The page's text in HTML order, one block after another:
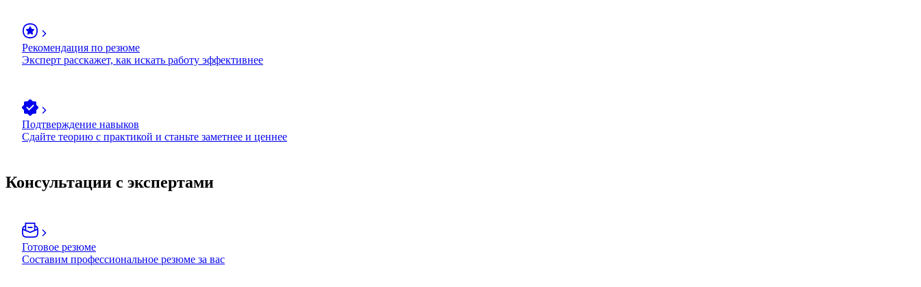
Рекомендация по резюме
Эксперт расскажет, как искать работу эффективнее
Подтверждение навыков
Сдайте теорию с практикой и станьте заметнее и ценнее
Консультации с экспертами
Готовое резюме
Составим профессиональное резюме за вас